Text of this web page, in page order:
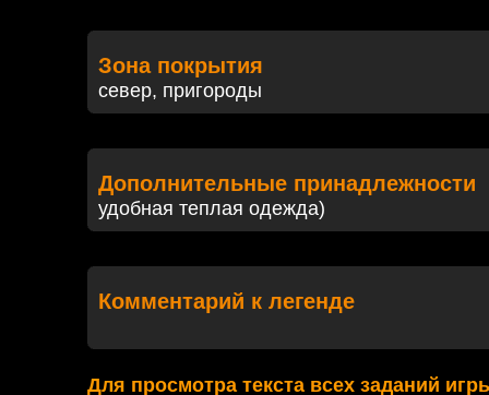
Зона покрытия
север, пригороды
Дополнительные принадлежности
удобная теплая одежда)
Комментарий к легенде
Для просмотра текста всех заданий